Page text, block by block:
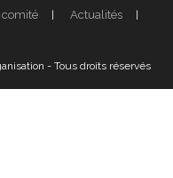
comité
Actualités
- Tous droits réservés